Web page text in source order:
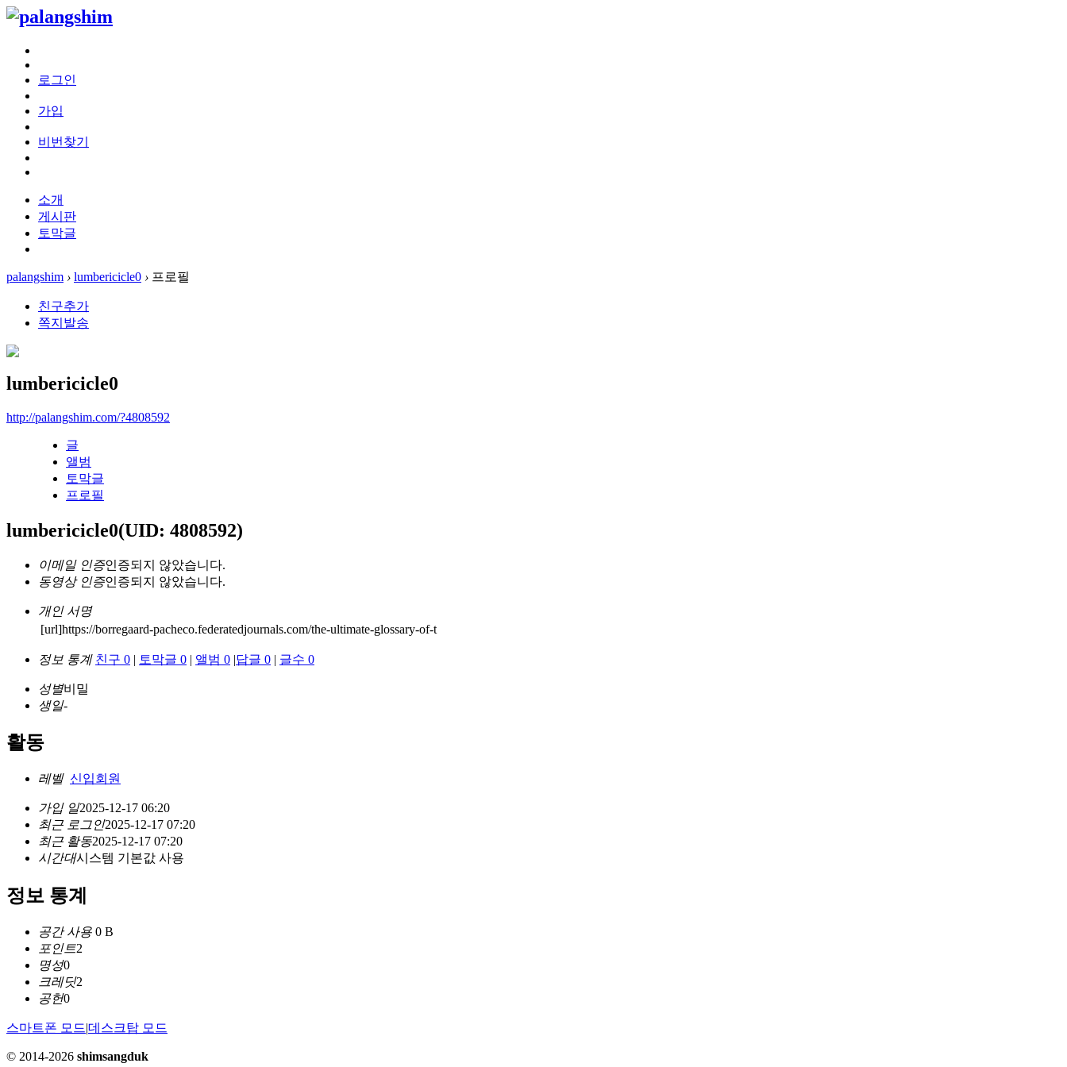
로그인
가입
비번찾기
소개
게시판
토막글
palangshim › lumbericicle0 › 프로필
친구추가
쪽지발송
lumbericicle0
http://palangshim.com/?4808592
글
앨범
토막글
프로필
lumbericicle0(UID: 4808592)
이메일 인증인증되지 않았습니다.
동영상 인증인증되지 않았습니다.
개인 서명
[url]https://borregaard-pacheco.federatedjournals.com/the-ultimate-glossary-of-t
정보 통계 친구 0 | 토막글 0 | 앨범 0 |답글 0 | 글수 0
성별비밀
생일-
활동
레벨 신입회원
가입 일2025-12-17 06:20
최근 로그인2025-12-17 07:20
최근 활동2025-12-17 07:20
시간대시스템 기본값 사용
정보 통계
공간 사용 0 B
포인트2
명성0
크레딧2
공헌0
스마트폰 모드|데스크탑 모드
© 2014-2026 shimsangduk